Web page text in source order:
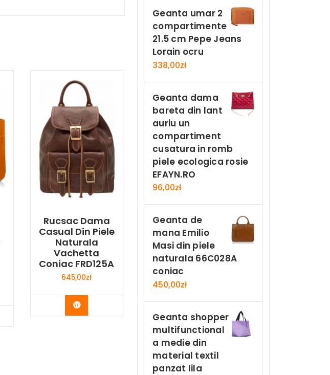
Rucsac Dama
Casual Din Piele
Naturala
Vachetta
Coniac FRD125A
645,00zł
Buy Now
Geanta umar 2
compartimente
21.5 cm Pepe Jeans
Lorain ocru
338,00zł
Geanta dama
bareta din lant
auriu un
compartiment
cusatura in romb
piele ecologica rosie
EFAYN.RO
96,00zł
Geanta de
mana Emilio
Masi din piele
naturala 66C028A
coniac
450,00zł
Geanta shopper
multifunctional
a medie din
material textil
panzat lila